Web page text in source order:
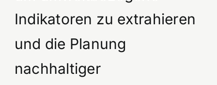
Indikatoren zu extrahieren
und die Planung
nachhaltiger